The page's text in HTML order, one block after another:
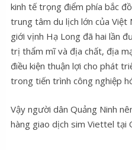
kinh tế trọng điểm phía bắc
trung tâm du lịch lớn của Việt
giới vịnh Hạ Long đã hai lần
trị thẩm mĩ và địa chất, địa
điều kiện thuận lợi cho phát
trong tiến trình công nghiệp
Vậy người dân Quảng Ninh
hàng giao dịch sim Viettel tại